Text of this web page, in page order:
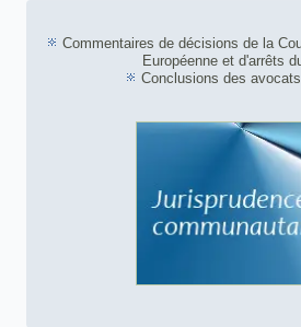
Commentaires de décisions de la
Européenne et d'arrêts
Conclusions des